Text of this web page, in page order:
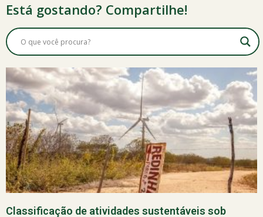
Está gostando? Compartilhe!
Classificação de atividades sustentáveis sob